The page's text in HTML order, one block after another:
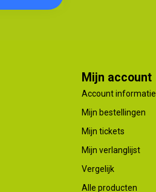
Mijn account
Account informatie
Mijn bestellingen
Mijn tickets
Mijn verlanglijst
Vergelijk
Alle producten